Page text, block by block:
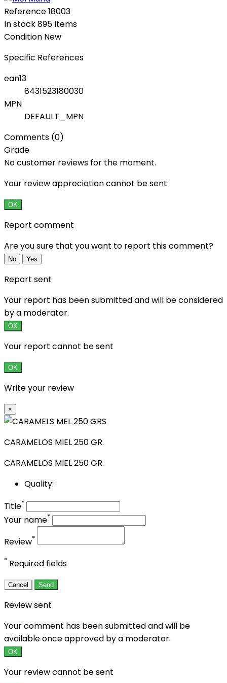
Reference18003
In stock895 Items
Condition New
Specific References
ean13
8431523180030
MPN
DEFAULT_MPN
Comments (0)
Grade
No customer reviews for the moment.
Your review appreciation cannot be sent
OK
Report comment
Are you sure that you want to report this comment?
No Yes
Report sent
Your report has been submitted and will be considered
by a moderator.
OK
Your report cannot be sent
OK
Write your review
×
CARAMELOS MIEL 250 GR.
CARAMELOS MIEL 250 GR.
Quality:
Title*
Your name*
Review*
* Required fields
Cancel Send
Review sent
Your comment has been submitted and will be
available once approved by a moderator.
OK
Your review cannot be sent